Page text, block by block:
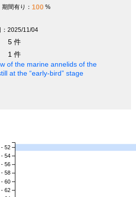
期間有り： 100 %
：2025/11/04
5 件
1 件
of the marine annelids of the
at the “early-bird” stage
- 52
- 54
- 56
- 58
- 60
- 62